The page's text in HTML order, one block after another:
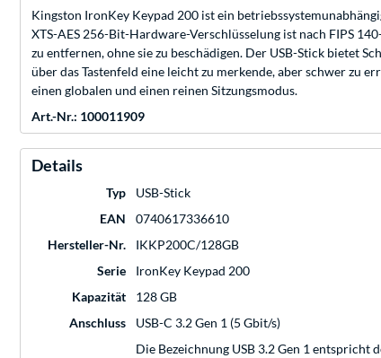
Kingston IronKey Keypad 200 ist ein
XTS-AES 256-Bit-Hardware-Verschlüsselung ist nach FIPS
zu entfernen, ohne sie zu beschädigen. Der USB-Stick bietet
über das Tastenfeld eine leicht zu merkende, aber schwer zu
einen globalen und einen reinen Sitzungsmodus.
Art.-Nr.: 100011909
Details
Typ
USB-Stick
EAN
0740617336610
Hersteller-Nr.
IKKP200C/128GB
Serie
IronKey Keypad 200
Kapazität
128 GB
Anschluss
USB-C 3.2 Gen 1 (5 Gbit/s)
Die Bezeichnung USB 3.2 Gen 1 entspricht